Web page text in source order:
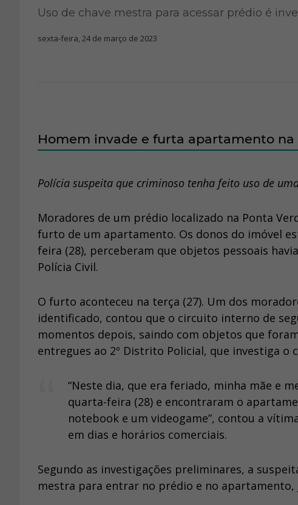
Uso de chave mestra para acessar prédio é
sexta-feira, 24 de março de 2023
Homem invade e furta apartamento na
Polícia suspeita que criminoso tenha feito uso de
Moradores de um prédio localizado na Ponta
furto de um apartamento. Os donos do imóvel
feira (28), perceberam que objetos pessoais
Polícia Civil.
O furto aconteceu na terça (27). Um dos
identificado, contou que o circuito interno de
momentos depois, saindo com objetos que
entregues ao 2º Distrito Policial, que investiga o
“Neste dia, que era feriado, minha mãe e
quarta-feira (28) e encontraram o
notebook e um videogame”, contou a
em dias e horários comerciais.
Segundo as investigações preliminares, a
mestra para entrar no prédio e no